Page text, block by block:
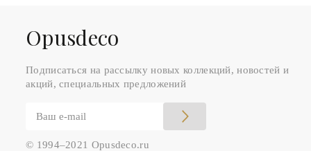
Оpusdeco
Подписаться на рассылку новых коллекций, новостей и
акций, специальных предложений
© 1994–2021 Opusdeco.ru